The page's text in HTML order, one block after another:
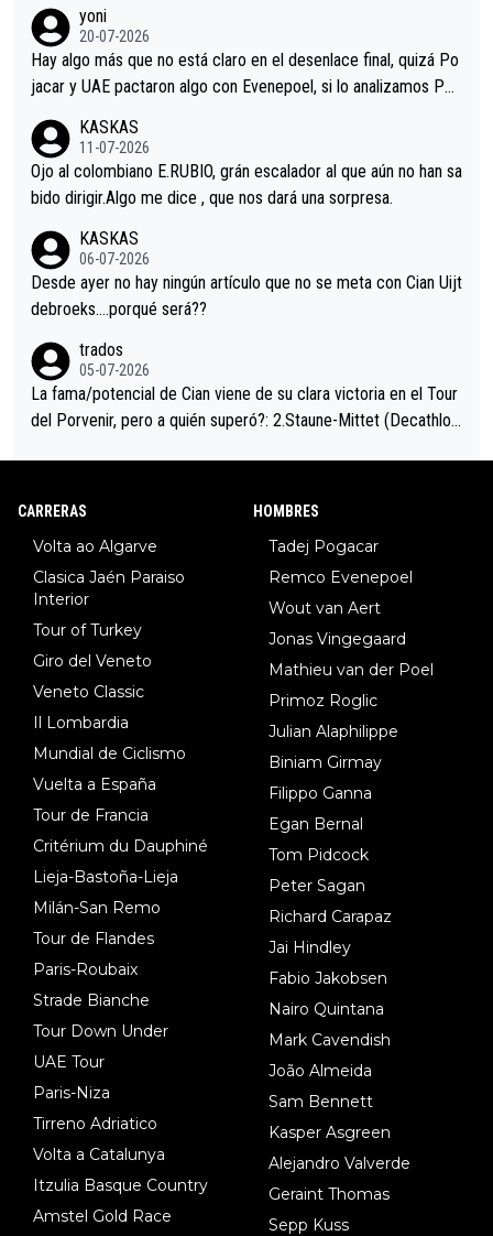
permaneció pegado a su rueda. Parecía increíble la forma en l
a que era capaz de controlar el miedo", recordó."
yoni
20-07-2026
Hay algo más que no está claro en el desenlace final, quizá Po
jacar y UAE pactaron algo con Evenepoel, si lo analizamos Poj
i sin pedalear, luego está el saludo con Evenepoel dándose la
mano de una manera muy fraternal, más allá de los típicos toqu
es en el hombro con que saludaba a Vingegard. Ahí hubo una in
eta, a ver si por querer poner a Del Toro con calzador en posi
ción de podio UAE y Pojacar se van complicar el tour.
KASKAS
11-07-2026
Ojo al colombiano E.RUBIO, grán escalador al que aún no han sa
bido dirigir.Algo me dice , que nos dará una sorpresa.
KASKAS
06-07-2026
Desde ayer no hay ningún artículo que no se meta con Cian Uijt
debroeks….porqué será??
trados
05-07-2026
La fama/potencial de Cian viene de su clara victoria en el Tour
del Porvenir, pero a quién superó?: 2.Staune-Mittet (Decathlon,
8.Lenny Martinez (Bahrein), 9. Van Belle (Visma), 10. Vacek (Li
CARRERAS
Volta ao Algarve
Clasica Jaén Paraiso
Interior
Tour of Turkey
Giro del Veneto
Veneto Classic
Il Lombardia
Mundial de Ciclismo
Vuelta a España
Tour de Francia
Critérium du Dauphiné
Lieja-Bastoña-Lieja
Milán-San Remo
Tour de Flandes
Paris-Roubaix
Strade Bianche
Tour Down Under
UAE Tour
Paris-Niza
Tirreno Adriatico
Volta a Catalunya
Itzulia Basque Country
Amstel Gold Race
HOMBRES
Tadej Pogacar
Remco Evenepoel
Wout van Aert
Jonas Vingegaard
Mathieu van der Poel
Primoz Roglic
Julian Alaphilippe
Biniam Girmay
Filippo Ganna
Egan Bernal
Tom Pidcock
Peter Sagan
Richard Carapaz
Jai Hindley
Fabio Jakobsen
Nairo Quintana
Mark Cavendish
João Almeida
Sam Bennett
Kasper Asgreen
Alejandro Valverde
Geraint Thomas
Sepp Kuss